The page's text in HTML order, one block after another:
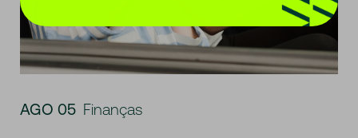
AGO 05 Finanças